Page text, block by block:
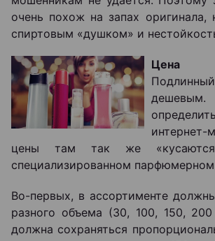
очень похож на запах оригинала,
спиртовым «душком» и
Цена
цены там так же
специализированном парфюмерном
Во-первых, в ассортименте
разного объема (30, 100, 150,
должна сохраняться